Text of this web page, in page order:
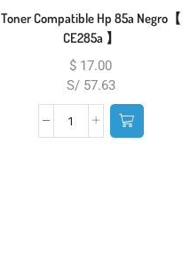
Toner Compatible Hp 85a Negro【
CE285a 】
$ 17.00
S/ 57.63